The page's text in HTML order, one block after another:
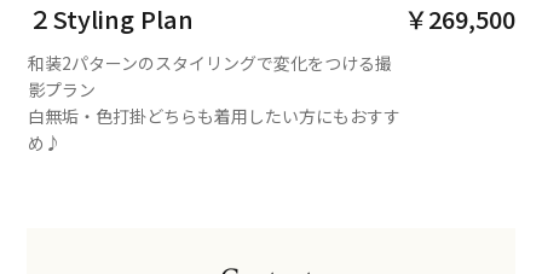
２Styling Plan ￥269,500
和装2パターンのスタイリングで変化をつける撮
影プラン
白無垢・色打掛どちらも着用したい方にもおすす
め♪